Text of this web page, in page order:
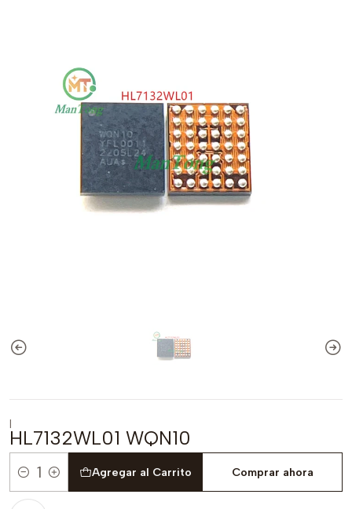
|
HL7132WL01 WQN10
Cantidad
Agregar al Carrito Comprar ahora